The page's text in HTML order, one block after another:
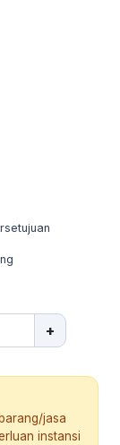
+
jasa
instansi